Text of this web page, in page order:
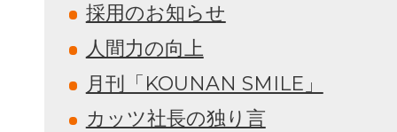
採用のお知らせ
人間力の向上
月刊「KOUNAN SMILE」
カッツ社長の独り言